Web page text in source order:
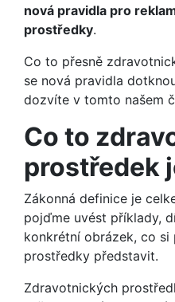
nová pravidla pro
prostředky.
Co to přesně
se nová pravidla
dozvíte v tomto našem
Co to
prostředek
Zákonná definice je
pojďme uvést příklady,
konkrétní obrázek, co
prostředky představit.
Zdravotnických